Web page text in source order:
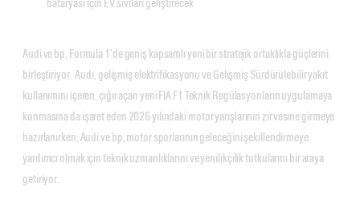
Audi ve bp, Formula 1’de geniş kapsamlı yeni bir stratejik ortaklıkla güçlerini
birleştiriyor. Audi, gelişmiş elektrifikasyonu ve Gelişmiş Sürdürülebilir yakıt
kullanımını içeren, çığır açan yeni FIA F1 Teknik Regülasyonların uygulamaya
konmasına da işaret eden 2026 yılındaki motor yarışlarının zirvesine girmeye
hazırlanırken; Audi ve bp, motor sporlarının geleceğini şekillendirmeye
yardımcı olmak için teknik uzmanlıklarını ve yenilikçilik tutkularını bir araya
getiriyor.